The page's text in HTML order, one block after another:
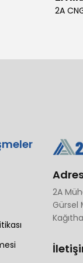
2A
2A
Gürsel